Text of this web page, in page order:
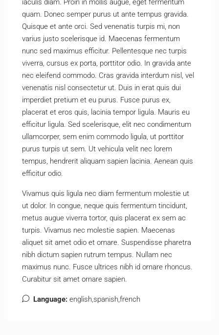
iaculis diam. Proin in mollis augue, eget fermentum
quam. Donec semper purus ut ante tempus gravida.
Quisque et ante orci. Sed venenatis turpis mi, non
varius justo scelerisque id. Maecenas fermentum
nunc sed maximus efficitur. Pellentesque nec turpis
viverra, cursus ex porta, porttitor odio. In gravida ante
nec eleifend commodo. Cras gravida interdum nisl, vel
venenatis nisl consectetur ut. Duis in erat quis dui
imperdiet pretium et eu purus. Fusce purus ex,
placerat et eros quis, lacinia tempor ligula. Mauris eu
efficitur ligula. Sed scelerisque, elit nec condimentum
ullamcorper, sem enim commodo ligula, ut porttitor
purus turpis ut sem. Ut vehicula velit nec lorem
tempus, hendrerit aliquam sapien lacinia. Aenean quis
efficitur odio.
Vivamus quis ligula nec diam fermentum molestie ut
ut dolor. In congue, neque quis fermentum tincidunt,
metus augue viverra tortor, quis placerat ex sem ac
turpis. Vivamus nec molestie sapien. Maecenas
aliquet sit amet odio et ornare. Suspendisse pharetra
nibh dictum sapien rutrum tempus. Nullam nec
maximus nunc. Fusce ultrices nibh id ornare rhoncus.
Curabitur sit amet ornare sapien.
Language: english,spanish,french